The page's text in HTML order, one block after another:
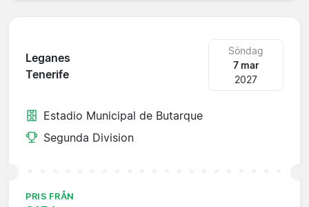
Leganes
Tenerife
Söndag
7 mar
2027
Estadio Municipal de Butarque
Segunda Division
PRIS FRÅN